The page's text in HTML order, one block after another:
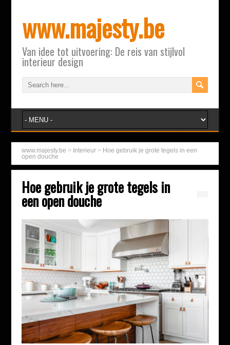
www.majesty.be
Van idee tot uitvoering: De reis van stijlvol
interieur design
www.majesty.be > Interieur > Hoe gebruik je grote tegels in een
open douche
Hoe gebruik je grote tegels in
een open douche